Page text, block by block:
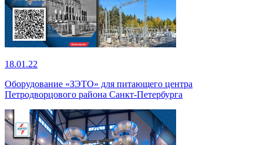
18.01.22
Оборудование «ЗЭТО» для питающего центра
Петродворцового района Санкт-Петербурга